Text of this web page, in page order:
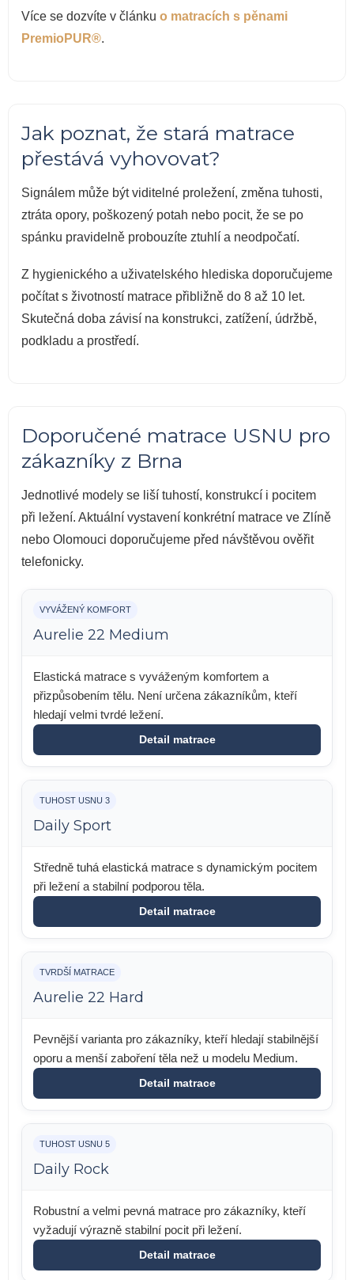
Více se dozvíte v článku o matracích s pěnami
PremioPUR®.
Jak poznat, že stará matrace
přestává vyhovovat?
Signálem může být viditelné proležení, změna tuhosti,
ztráta opory, poškozený potah nebo pocit, že se po
spánku pravidelně probouzíte ztuhlí a neodpočatí.
Z hygienického a uživatelského hlediska doporučujeme
počítat s životností matrace přibližně do 8 až 10 let.
Skutečná doba závisí na konstrukci, zatížení, údržbě,
podkladu a prostředí.
Doporučené matrace USNU pro
zákazníky z Brna
Jednotlivé modely se liší tuhostí, konstrukcí i pocitem
při ležení. Aktuální vystavení konkrétní matrace ve Zlíně
nebo Olomouci doporučujeme před návštěvou ověřit
telefonicky.
VYVÁŽENÝ KOMFORT
Aurelie 22 Medium
Elastická matrace s vyváženým komfortem a
přizpůsobením tělu. Není určena zákazníkům, kteří
hledají velmi tvrdé ležení.
Detail matrace
TUHOST USNU 3
Daily Sport
Středně tuhá elastická matrace s dynamickým pocitem
při ležení a stabilní podporou těla.
Detail matrace
TVRDŠÍ MATRACE
Aurelie 22 Hard
Pevnější varianta pro zákazníky, kteří hledají stabilnější
oporu a menší zaboření těla než u modelu Medium.
Detail matrace
TUHOST USNU 5
Daily Rock
Robustní a velmi pevná matrace pro zákazníky, kteří
vyžadují výrazně stabilní pocit při ležení.
Detail matrace